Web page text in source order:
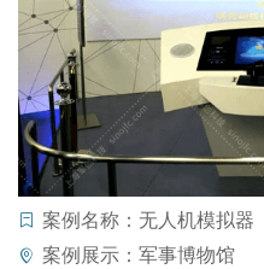
案例名称：无人机模拟器
案例展示：军事博物馆